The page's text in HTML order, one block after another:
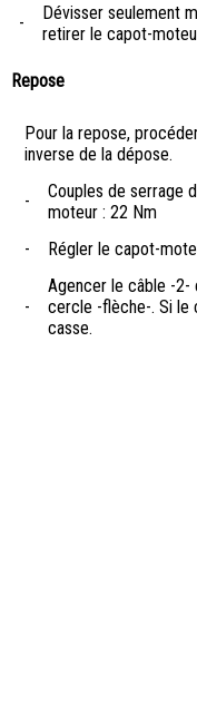
-
Dévisser seulement
retirer le capot-
Repose
Pour la repose,
inverse de la dépose.
-
Couples de serrage
moteur : 22 Nm
-
Régler le capot-
-
Agencer le câble -2-
cercle -flèche-. Si le
casse.